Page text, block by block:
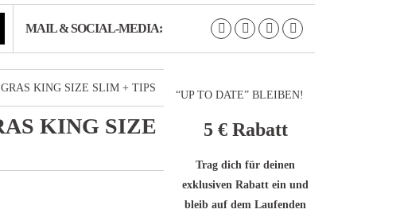
MAIL & SOCIAL-MEDIA:
KING SIZE SLIM + TIPS
KING SIZE
“UP TO DATE” BLEIBEN!
5 € Rabatt
Trag dich für deinen
exklusiven Rabatt ein und
bleib auf dem Laufenden